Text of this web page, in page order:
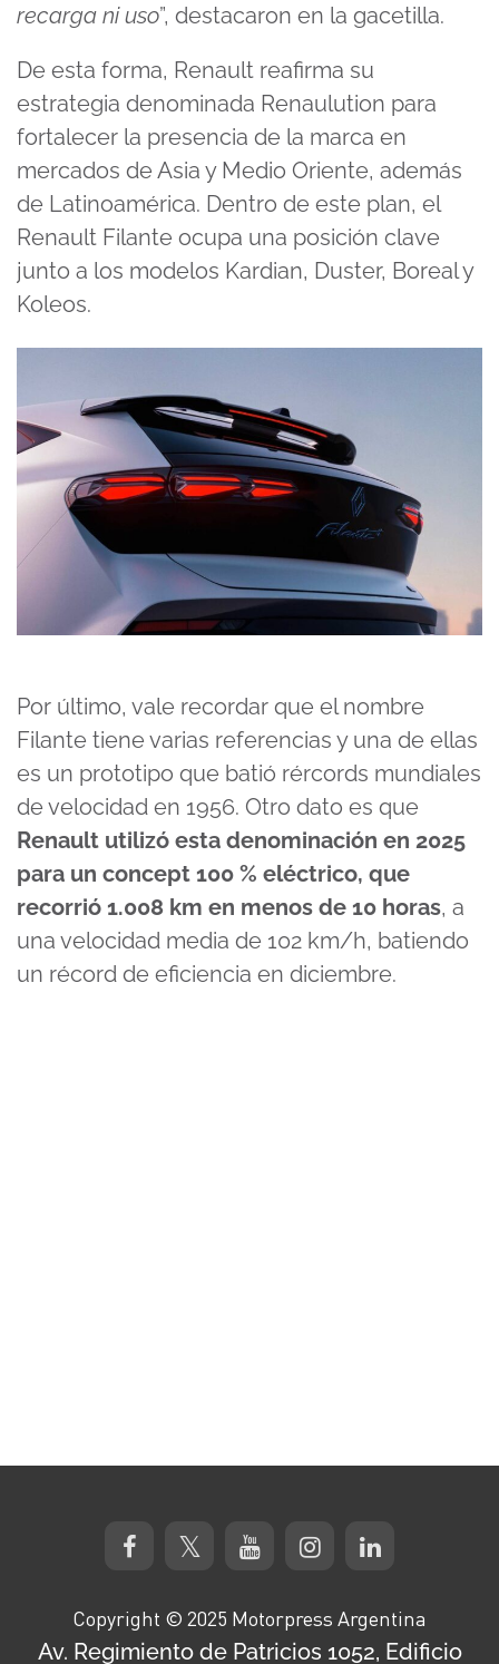
recarga ni uso”, destacaron en la gacetilla.
De esta forma, Renault reafirma su
estrategia denominada Renaulution para
fortalecer la presencia de la marca en
mercados de Asia y Medio Oriente, además
de Latinoamérica. Dentro de este plan, el
Renault Filante ocupa una posición clave
junto a los modelos Kardian, Duster, Boreal y
Koleos.
Por último, vale recordar que el nombre
Filante tiene varias referencias y una de ellas
es un prototipo que batió rércords mundiales
de velocidad en 1956. Otro dato es que
Renault utilizó esta denominación en 2025
para un concept 100 % eléctrico, que
recorrió 1.008 km en menos de 10 horas, a
una velocidad media de 102 km/h, batiendo
un récord de eficiencia en diciembre.
Copyright © 2025 Motorpress Argentina
Av. Regimiento de Patricios 1052, Edificio